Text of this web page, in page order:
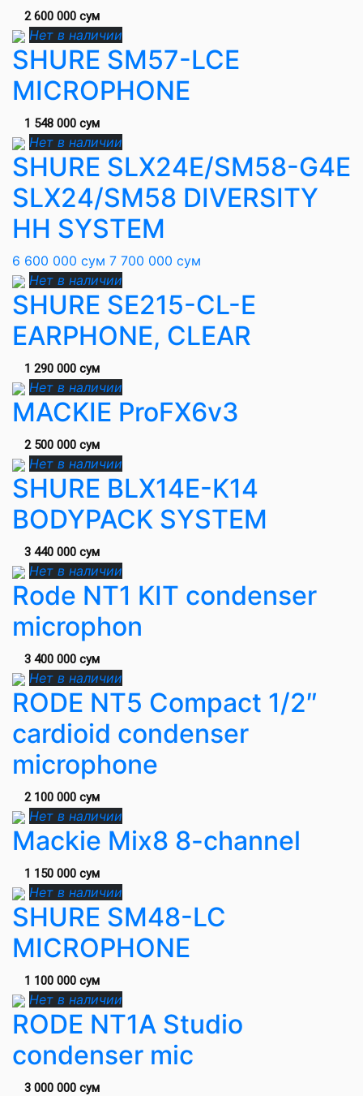
2 600 000 сум
Нет в наличии
SHURE SM57-LCE
MICROPHONE
1 548 000 сум
Нет в наличии
SHURE SLX24E/SM58-G4E
SLX24/SM58 DIVERSITY
HH SYSTEM
6 600 000 сум 7 700 000 сум
Нет в наличии
SHURE SE215-CL-E
EARPHONE, CLEAR
1 290 000 сум
Нет в наличии
MACKIE ProFX6v3
2 500 000 сум
Нет в наличии
SHURE BLX14E-K14
BODYPACK SYSTEM
3 440 000 сум
Нет в наличии
Rode NT1 KIT condenser
microphon
3 400 000 сум
Нет в наличии
RODE NT5 Compact 1/2″
cardioid condenser
microphone
2 100 000 сум
Нет в наличии
Mackie Mix8 8-channel
1 150 000 сум
Нет в наличии
SHURE SM48-LC
MICROPHONE
1 100 000 сум
Нет в наличии
RODE NT1A Studio
condenser mic
3 000 000 сум